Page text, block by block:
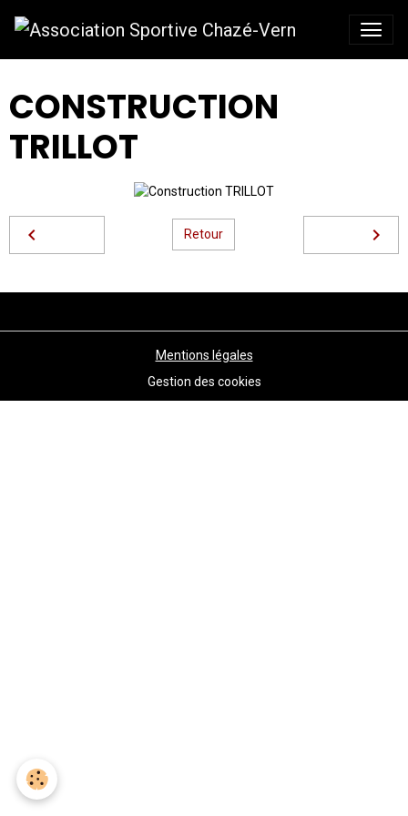
CONSTRUCTION
TRILLOT
Retour
Mentions légales
Gestion des cookies